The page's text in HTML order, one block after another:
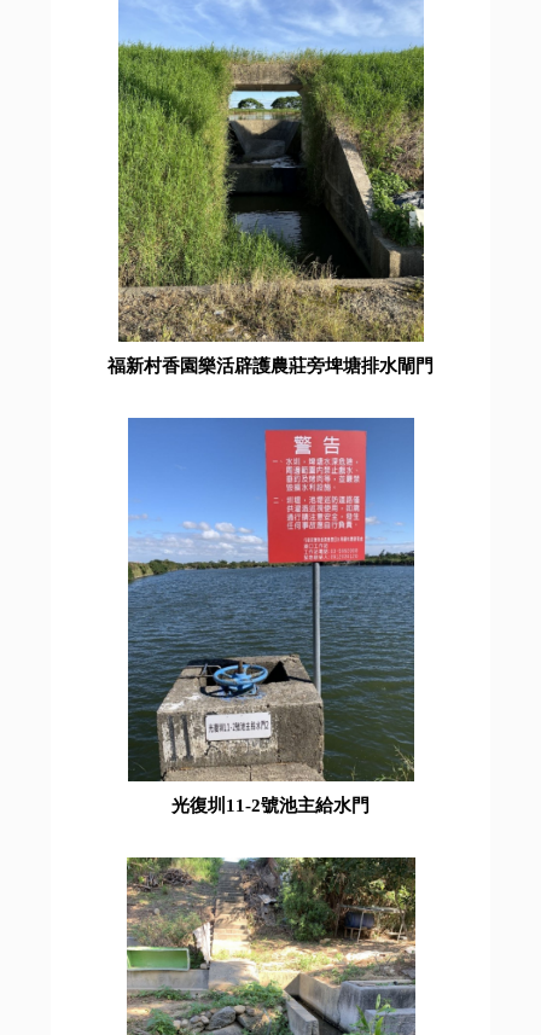
福新村香園樂活辟護農莊旁埤塘排水閘門
光復圳11-2號池主給水門